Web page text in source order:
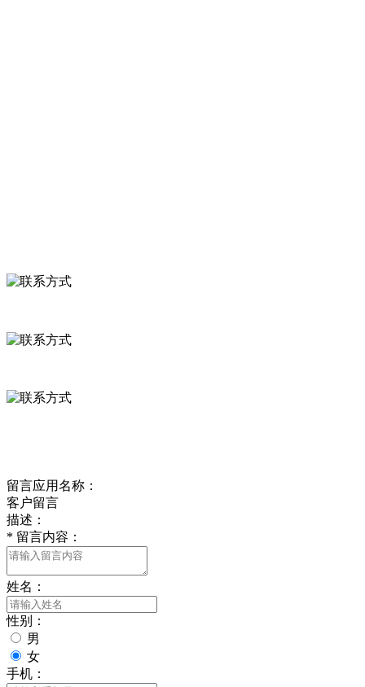
留言应用名称：
客户留言
描述：
* 留言内容：
姓名：
性别：
男
女
手机：